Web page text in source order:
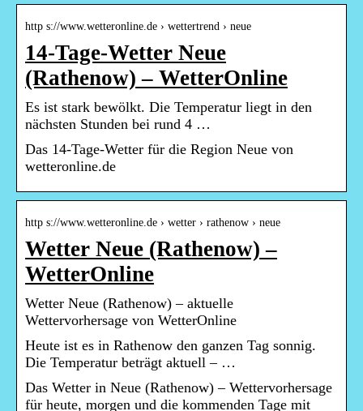
http s://www.wetteronline.de › wettertrend › neue
14-Tage-Wetter Neue
(Rathenow) – WetterOnline
Es ist stark bewölkt. Die Temperatur liegt in den
nächsten Stunden bei rund 4 …
Das 14-Tage-Wetter für die Region Neue von
wetteronline.de
http s://www.wetteronline.de › wetter › rathenow › neue
Wetter Neue (Rathenow) –
WetterOnline
Wetter Neue (Rathenow) – aktuelle
Wettervorhersage von WetterOnline
Heute ist es in Rathenow den ganzen Tag sonnig.
Die Temperatur beträgt aktuell – …
Das Wetter in Neue (Rathenow) – Wettervorhersage
für heute, morgen und die kommenden Tage mit